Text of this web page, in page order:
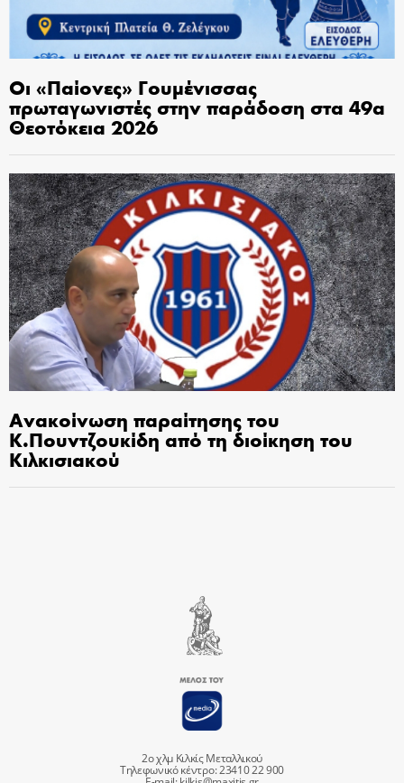
Οι «Παίονες» Γουμένισσας
πρωταγωνιστές στην παράδοση στα 49α
Θεοτόκεια 2026
Ανακοίνωση παραίτησης του
Κ.Πουντζουκίδη από τη διοίκηση του
Κιλκισιακού
2ο χλμ Κιλκίς Μεταλλικού
Τηλεφωνικό κέντρο: 23410 22 900